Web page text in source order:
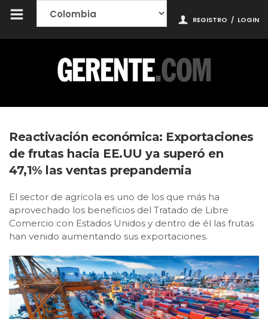
REGISTRO / LOGIN
Reactivación económica: Exportaciones
de frutas hacia EE.UU ya superó en
47,1% las ventas prepandemia
El sector de agrícola es uno de los que más ha
aprovechado los beneficios del Tratado de Libre
Comercio con Estados Unidos y dentro de él las frutas
han venido aumentando sus exportaciones.